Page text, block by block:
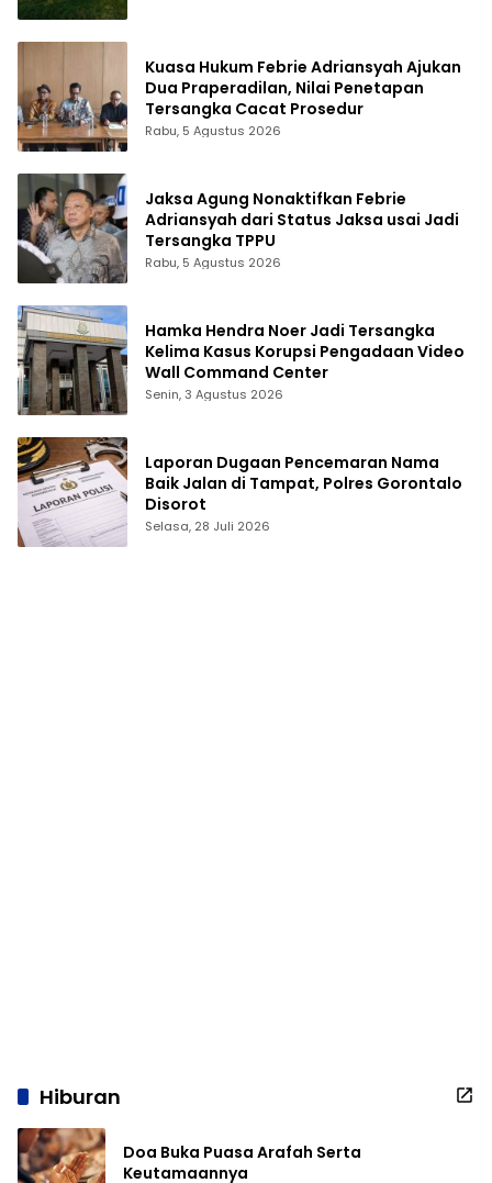
Kuasa Hukum Febrie Adriansyah Ajukan
Dua Praperadilan, Nilai Penetapan
Tersangka Cacat Prosedur
Rabu, 5 Agustus 2026
Jaksa Agung Nonaktifkan Febrie
Adriansyah dari Status Jaksa usai Jadi
Tersangka TPPU
Rabu, 5 Agustus 2026
Hamka Hendra Noer Jadi Tersangka
Kelima Kasus Korupsi Pengadaan Video
Wall Command Center
Senin, 3 Agustus 2026
Laporan Dugaan Pencemaran Nama
Baik Jalan di Tampat, Polres Gorontalo
Disorot
Selasa, 28 Juli 2026
Hiburan
Doa Buka Puasa Arafah Serta
Keutamaannya